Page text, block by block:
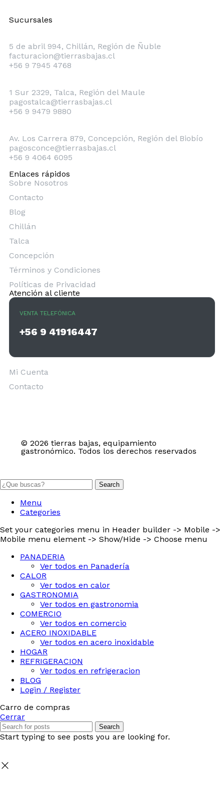
Sucursales
5 de abril 994, Chillán, Región de Ñuble
facturacion@tierrasbajas.cl
+56 9 7945 4768
1 Sur 2329, Talca, Región del Maule
pagostalca@tierrasbajas.cl
+56 9 9479 9880
Av. Los Carrera 879, Concepción, Región del Biobío
pagosconce@tierrasbajas.cl
+56 9 4064 6095
Enlaces rápidos
Sobre Nosotros
Contacto
Blog
Chillán
Talca
Concepción
Términos y Condiciones
Políticas de Privacidad
Atención al cliente
VENTA TELEFÓNICA
+56 9 41916447
Mi Cuenta
Contacto
© 2026 tierras bajas, equipamiento
gastronómico. Todos los derechos reservados
Search
Menu
Categories
Set your categories menu in Header builder -> Mobile ->
Mobile menu element -> Show/Hide -> Choose menu
PANADERIA
Ver todos en Panadería
CALOR
Ver todos en calor
GASTRONOMIA
Ver todos en gastronomia
COMERCIO
Ver todos en comercio
ACERO INOXIDABLE
Ver todos en acero inoxidable
HOGAR
REFRIGERACION
Ver todos en refrigeracion
BLOG
Login / Register
Carro de compras
Cerrar
Search
Start typing to see posts you are looking for.